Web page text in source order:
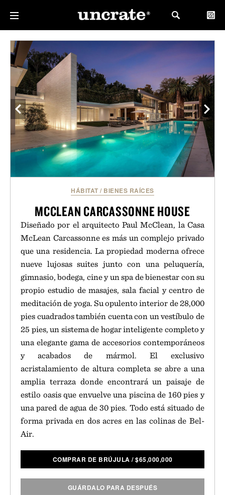
HÁBITAT / BIENES RAÍCES
MCCLEAN CARCASSONNE HOUSE
Diseñado por el arquitecto Paul McClean, la Casa
McLean Carcassonne es más un complejo privado
que una residencia. La propiedad moderna ofrece
nueve lujosas suites junto con una peluquería,
gimnasio, bodega, cine y un spa de bienestar con su
propio estudio de masajes, sala facial y centro de
meditación de yoga. Su opulento interior de 28,000
pies cuadrados también cuenta con un vestíbulo de
25 pies, un sistema de hogar inteligente completo y
una elegante gama de accesorios contemporáneos
y acabados de mármol. El exclusivo
acristalamiento de altura completa se abre a una
amplia terraza donde encontrará un paisaje de
estilo oasis que envuelve una piscina de 160 pies y
una pared de agua de 30 pies. Todo está situado de
forma privada en dos acres en las colinas de Bel-
Air.
COMPRAR DE BRÚJULA /$65,000,000
GUÁRDALO PARA DESPUÉS